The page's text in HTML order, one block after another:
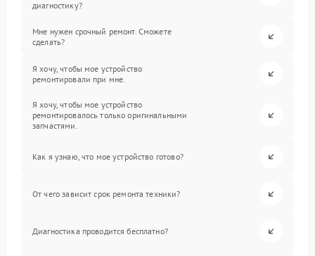
диагностику?
Мне нужен срочный ремонт. Сможете
сделать?
Я хочу, чтобы мое устройство
ремонтировали при мне.
Я хочу, чтобы мое устройство
ремонтировалось только оригинальными
запчастями.
Как я узнаю, что мое устройство готово?
От чего зависит срок ремонта техники?
Диагностика проводится бесплатно?